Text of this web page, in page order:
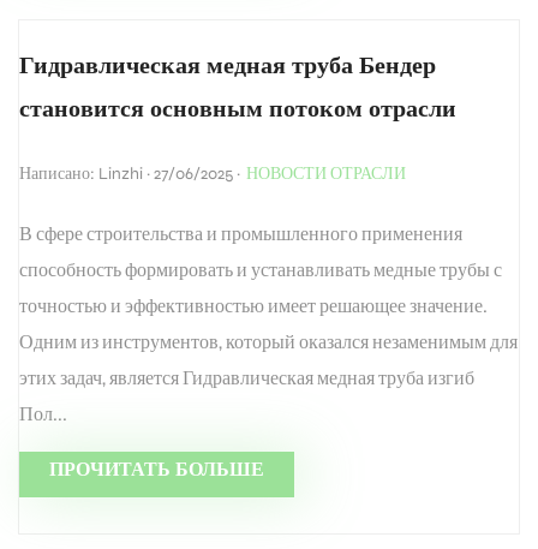
Гидравлическая медная труба Бендер
становится основным потоком отрасли
Написано: Linzhi · 27/06/2025 · НОВОСТИ ОТРАСЛИ
В сфере строительства и промышленного применения
способность формировать и устанавливать медные трубы с
точностью и эффективностью имеет решающее значение.
Одним из инструментов, который оказался незаменимым для
этих задач, является Гидравлическая медная труба изгиб
Пол...
ПРОЧИТАТЬ БОЛЬШЕ